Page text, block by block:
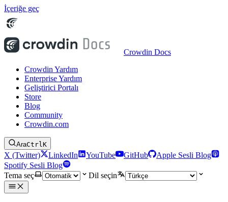
İçeriğe geç
Crowdin Docs
Crowdin Yardım
Enterprise Yardım
Geliştirici Portalı
Store
Blog
Community
Crowdin.com
AraCtrlK
X (Twitter) LinkedIn YouTube GitHub
Apple Sesli Blog
Spotify Sesli Blog
Tema seç
Dil seçin